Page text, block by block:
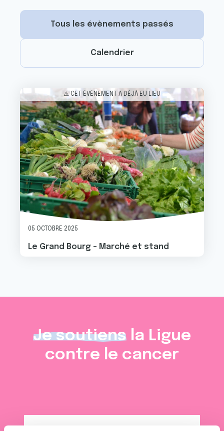
Tous les évènements passés
Calendrier
Image
05 OCTOBRE 2025
⚠️ CET ÉVÉNEMENT A DÉJÀ EU LIEU
Le Grand Bourg - Marché et stand
Je soutiens la Ligue
contre le cancer